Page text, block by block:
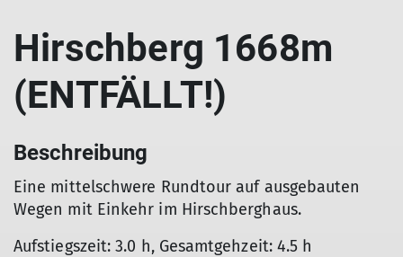
Hirschberg 1668m
(ENTFÄLLT!)
Beschreibung
Eine mittelschwere Rundtour auf ausgebauten
Wegen mit Einkehr im Hirschberghaus.
Aufstiegszeit: 3.0 h, Gesamtgehzeit: 4.5 h